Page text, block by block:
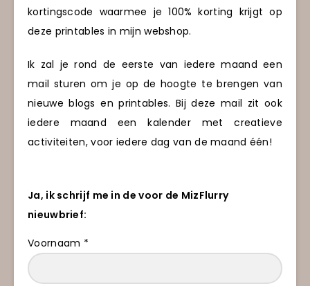
kortingscode waarmee je 100% korting krijgt op
deze printables in mijn webshop.
Ik zal je rond de eerste van iedere maand een
mail sturen om je op de hoogte te brengen van
nieuwe blogs en printables. Bij deze mail zit ook
iedere maand een kalender met creatieve
activiteiten, voor iedere dag van de maand één!
Ja, ik schrijf me in de voor de MizFlurry
nieuwbrief:
Voornaam *